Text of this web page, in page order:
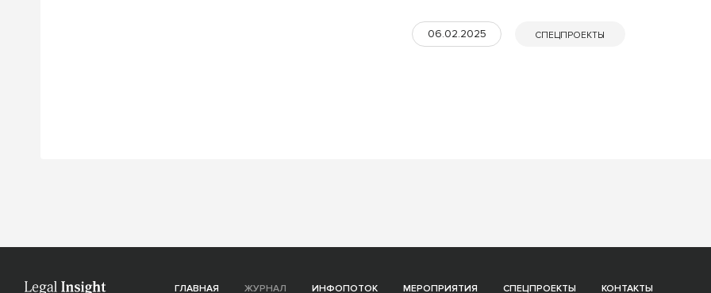
06.02.2025 СПЕЦПРОЕКТЫ
ГЛАВНАЯ ЖУРНАЛ ИНФОПОТОК МЕРОПРИЯТИЯ СПЕЦПРОЕКТЫ КОНТАКТЫ